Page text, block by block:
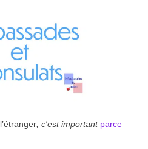
, c'est important parce